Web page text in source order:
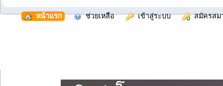
หน้าแรก ช่วยเหลือ เข้าสู่ระบบ สมัครสม